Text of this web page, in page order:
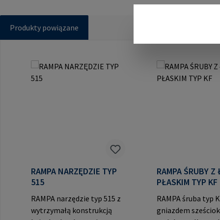
Produkty powiązane
RAMPA NARZĘDZIE TYP
515
RAMPA narzędzie typ 515 z
wytrzymałą konstrukcją
RAMPA ŚRUBY Z
PŁASKIM TYP KF
RAMPA śruba typ
gniazdem